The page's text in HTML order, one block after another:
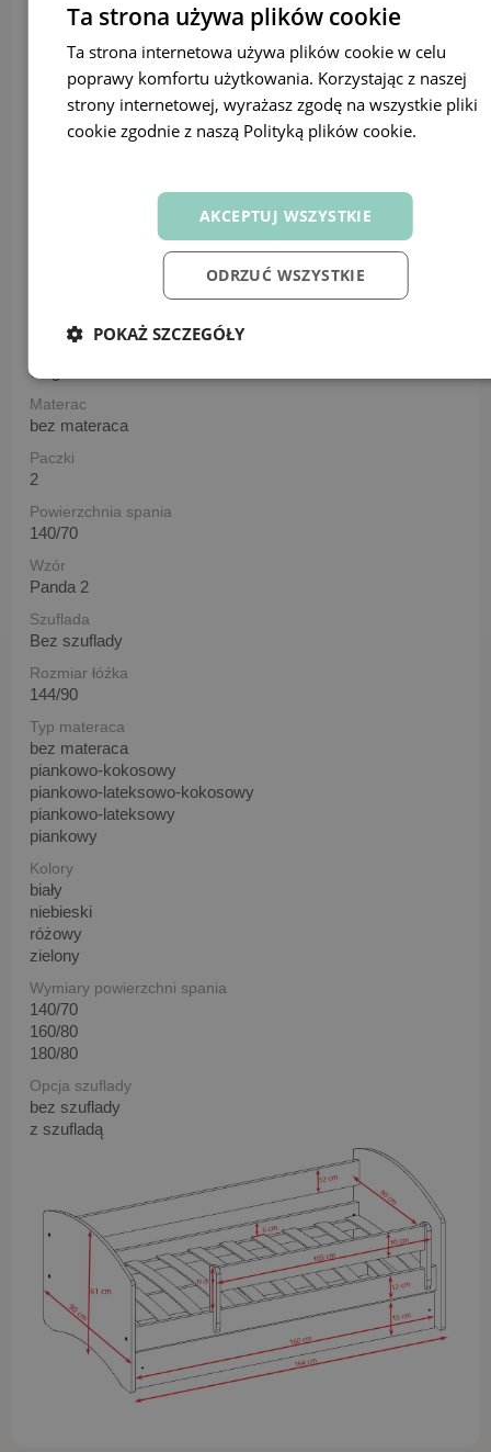
Wysokość
Długość powierzchni spania
140 / 160 / 180 cm
Szerokość powierzchni spania
Szerokość szuflady
Głębokość szuflady
Maksymalne obciążenie szuflady
6 kg
Materac
bez materaca
Paczki
2
Powierzchnia spania
140/70
Wzór
Panda 2
Szuflada
Bez szuflady
Rozmiar łóźka
144/90
Typ materaca
bez materaca
piankowo-kokosowy
piankowo-lateksowo-kokosowy
piankowo-lateksowy
piankowy
Kolory
biały
niebieski
różowy
zielony
Wymiary powierzchni spania
140/70
160/80
180/80
Opcja szuflady
bez szuflady
z szufladą
Ta strona używa plików cookie
Ta strona internetowa używa plików cookie w celu
poprawy komfortu użytkowania. Korzystając z naszej
strony internetowej, wyrażasz zgodę na wszystkie pliki
cookie zgodnie z naszą Polityką plików cookie.
AKCEPTUJ WSZYSTKIE
ODRZUĆ WSZYSTKIE
POKAŻ SZCZEGÓŁY